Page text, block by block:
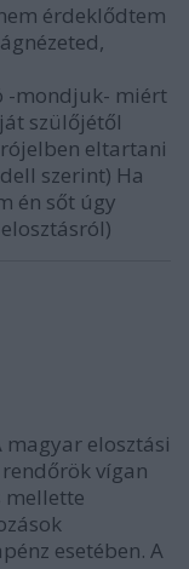
érdeklődtem
-mondjuk- miért
szülőjétől
eltartani
szerint) Ha
én sőt úgy
elosztási
vígan
mellette
esetében. A